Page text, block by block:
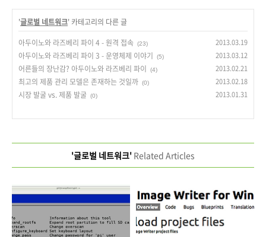
'글로벌 네트워크' 카테고리의 다른 글
아두이노와 라즈베리 파이 4 - 원격 접속 (23) 2013.03.19
아두이노와 라즈베리 파이 3 - 운영체제 이야기 (5) 2013.03.12
어른들의 장난감? 아두이노와 라즈베리 파이 (4) 2013.02.21
최고의 제품 관리 모델은 존재하는 것일까 (0) 2013.02.18
시장 발굴 vs. 제품 발굴 (0) 2013.01.31
'글로벌 네트워크' Related Articles